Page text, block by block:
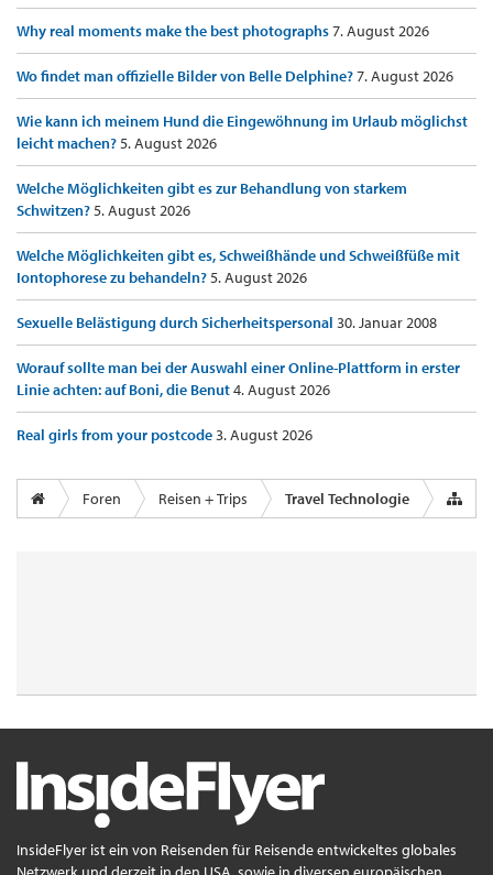
Why real moments make the best photographs7. August 2026
Wo findet man offizielle Bilder von Belle Delphine?7. August 2026
Wie kann ich meinem Hund die Eingewöhnung im Urlaub möglichst
leicht machen?5. August 2026
Welche Möglichkeiten gibt es zur Behandlung von starkem
Schwitzen?5. August 2026
Welche Möglichkeiten gibt es, Schweißhände und Schweißfüße mit
Iontophorese zu behandeln?5. August 2026
Sexuelle Belästigung durch Sicherheitspersonal 30. Januar 2008
Worauf sollte man bei der Auswahl einer Online-Plattform in erster
Linie achten: auf Boni, die Benut4. August 2026
Real girls from your postcode3. August 2026
Foren Reisen + Trips Travel Technologie
InsideFlyer ist ein von Reisenden für Reisende entwickeltes globales